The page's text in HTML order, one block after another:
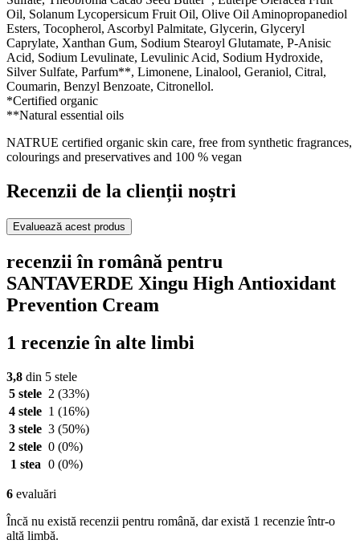
Oil, Solanum Lycopersicum Fruit Oil, Olive Oil Aminopropanediol
Esters, Tocopherol, Ascorbyl Palmitate, Glycerin, Glyceryl
Caprylate, Xanthan Gum, Sodium Stearoyl Glutamate, P-Anisic
Acid, Sodium Levulinate, Levulinic Acid, Sodium Hydroxide,
Silver Sulfate, Parfum**, Limonene, Linalool, Geraniol, Citral,
Coumarin, Benzyl Benzoate, Citronellol.
*Certified organic
**Natural essential oils
NATRUE certified organic skin care, free from synthetic fragrances,
colourings and preservatives and 100 % vegan
Recenzii de la clienții noștri
Evaluează acest produs
recenzii în română pentru
SANTAVERDE Xingu High Antioxidant
Prevention Cream
1 recenzie în alte limbi
3,8 din 5 stele
5 stele 2 (33%)
4 stele 1 (16%)
3 stele 3 (50%)
2 stele 0 (0%)
1 stea 0 (0%)
6 evaluări
Încă nu există recenzii pentru română, dar există 1 recenzie într-o
altă limbă.